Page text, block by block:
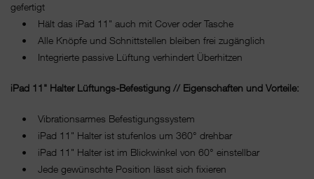
gefertigt
• Hält das iPad 11" auch mit Cover oder Tasche
• Alle Knöpfe und Schnittstellen bleiben frei zugänglich
• Integrierte passive Lüftung verhindert Überhitzen
iPad 11" Halter Lüftungs-Befestigung // Eigenschaften und Vorteile:
• Vibrationsarmes Befestigungssystem
• iPad 11" Halter ist stufenlos um 360° drehbar
• iPad 11" Halter ist im Blickwinkel von 60° einstellbar
• Jede gewünschte Position lässt sich fixieren